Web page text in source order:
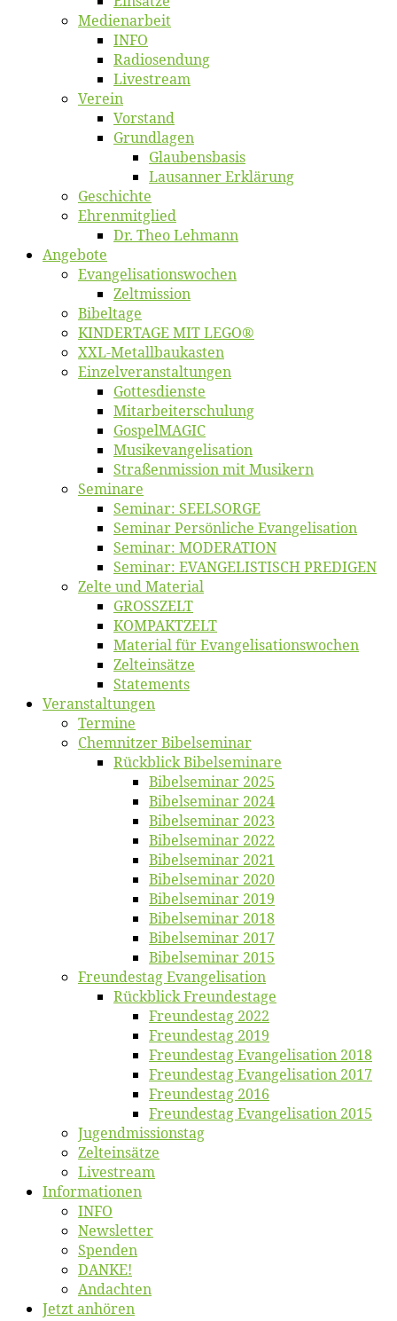
Me­di­en­ar­beit
INFO
Ra­dio­sen­dung
Live­stream
Ver­ein
Vor­stand
Grund­la­gen
Glaubens­ba­sis
Lausan­ner Erklärung
Ge­schich­te
Eh­ren­mit­glied
Dr. Theo Lehmann
An­ge­bo­te
Evangelisa­tions­wo­chen
Zelt­mis­si­on
Bi­bel­ta­ge
KINDERTAGE MIT LEGO®
XXL-Me­­tal­l­­bau­­kas­­ten
Einzelver­an­stal­tungen
Got­tes­diens­te
Mitarbeiter­schulung
Gos­pel­MA­GIC
Musikevan­ge­li­sa­tion
Straßenmis­sion mit Musikern
Se­mi­na­re
Se­mi­nar: SEELSORGE
Se­mi­nar Per­sön­li­che Evangelisation
Se­mi­nar: MODERATION
Se­mi­nar: EVANGELISTISCH PREDIGEN
Zel­te und Material
GROSSZELT
KOMPAKTZELT
Ma­te­ri­al für Evangelisationswochen
Zelt­ein­sät­ze
State­ments
Ver­an­stal­tun­gen
Ter­mi­ne
Chemnit­zer Bibelseminar
Rück­blick Bibelseminare
Bi­bel­se­mi­nar 2025
Bi­bel­se­mi­nar 2024
Bi­bel­se­mi­nar 2023
Bi­bel­se­mi­nar 2022
Bi­bel­se­mi­nar 2021
Bi­bel­se­mi­nar 2020
Bi­bel­se­mi­nar 2019
Bi­bel­se­mi­nar 2018
Bibelsemi­nar 2017
Bibelsemi­nar 2015
Freun­des­tag Evangelisation
Rück­blick Freundestage
Freun­des­tag 2022
Freun­des­tag 2019
Freun­des­tag Evan­ge­li­sa­ti­on 2018
Freun­des­tag Evan­ge­li­sa­ti­on 2017
Freun­des­tag 2016
Freun­des­tag Evan­ge­li­sa­ti­on 2015
Jugend­mis­sions­tag
Zelt­ein­sät­ze
Live­stream
Informatio­nen
INFO
News­let­ter
Spen­den
DANKE!
An­dach­ten
Jetzt an­hö­ren